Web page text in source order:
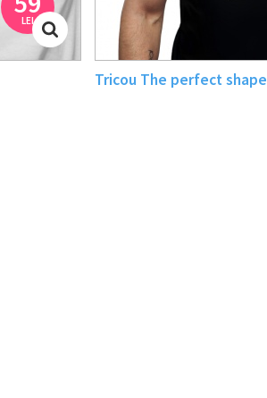
LEI
Tricou The perfect shape